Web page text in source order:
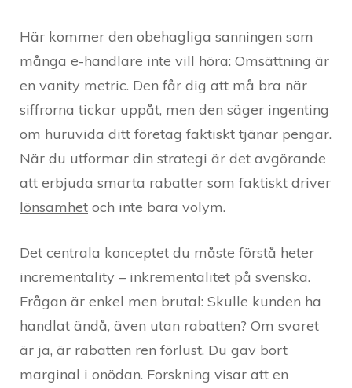
Här kommer den obehagliga sanningen som
många e-handlare inte vill höra: Omsättning är
en vanity metric. Den får dig att må bra när
siffrorna tickar uppåt, men den säger ingenting
om huruvida ditt företag faktiskt tjänar pengar.
När du utformar din strategi är det avgörande
att erbjuda smarta rabatter som faktiskt driver
lönsamhet och inte bara volym.
Det centrala konceptet du måste förstå heter
incrementality – inkrementalitet på svenska.
Frågan är enkel men brutal: Skulle kunden ha
handlat ändå, även utan rabatten? Om svaret
är ja, är rabatten ren förlust. Du gav bort
marginal i onödan. Forskning visar att en